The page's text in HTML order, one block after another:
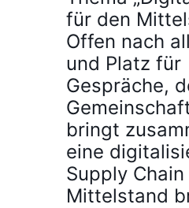
für den
Offen nach
und Platz für
Gespräche,
bringt
eine
Supply Chain
Mittelstand